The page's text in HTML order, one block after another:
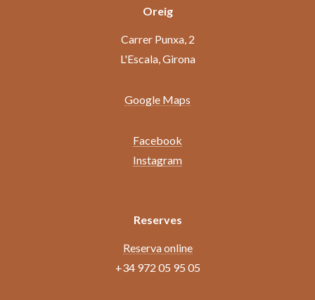
Oreig
Carrer Punxa, 2
L'Escala, Girona
Google Maps
Facebook
Instagram
Reserves
Reserva online
+34 972 05 95 05